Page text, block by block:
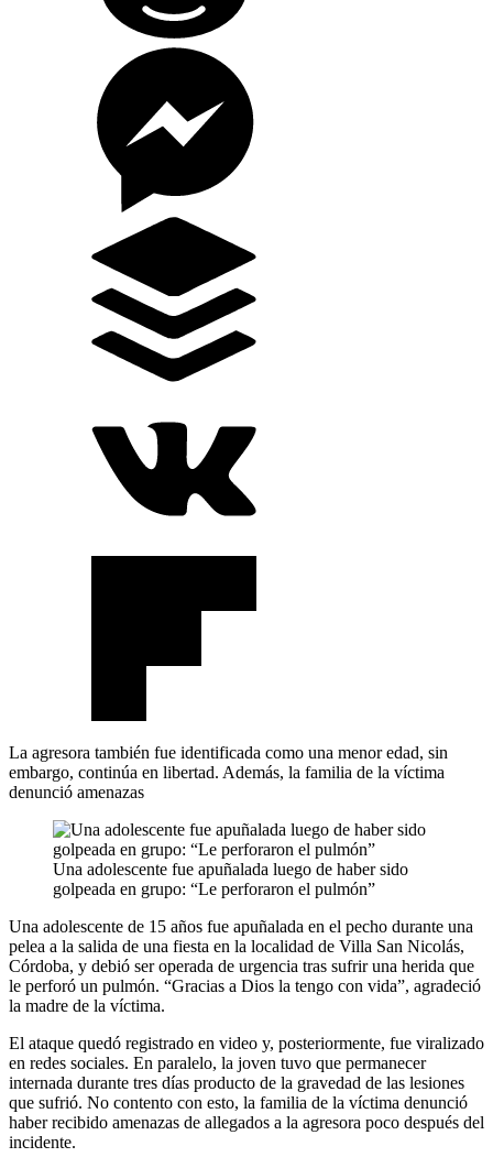
La agresora también fue identificada como una menor edad, sin
embargo, continúa en libertad. Además, la familia de la víctima
denunció amenazas
Una adolescente fue apuñalada luego de haber sido
golpeada en grupo: “Le perforaron el pulmón”
Una adolescente de 15 años fue apuñalada en el pecho durante una
pelea a la salida de una fiesta en la localidad de Villa San Nicolás,
Córdoba, y debió ser operada de urgencia tras sufrir una herida que
le perforó un pulmón. “Gracias a Dios la tengo con vida”, agradeció
la madre de la víctima.
El ataque quedó registrado en video y, posteriormente, fue viralizado
en redes sociales. En paralelo, la joven tuvo que permanecer
internada durante tres días producto de la gravedad de las lesiones
que sufrió. No contento con esto, la familia de la víctima denunció
haber recibido amenazas de allegados a la agresora poco después del
incidente.